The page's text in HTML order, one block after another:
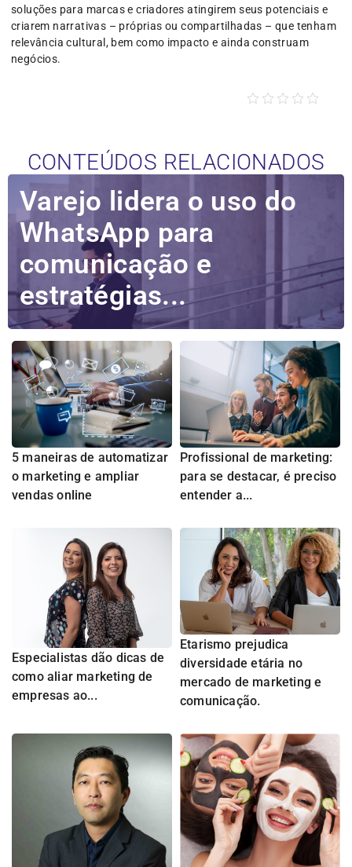
soluções para marcas e criadores atingirem seus potenciais e
criarem narrativas – próprias ou compartilhadas – que tenham
relevância cultural, bem como impacto e ainda construam
negócios.
CONTEÚDOS RELACIONADOS
Varejo lidera o uso do
WhatsApp para
comunicação e
estratégias...
5 maneiras de automatizar
o marketing e ampliar
vendas online
Profissional de marketing:
para se destacar, é preciso
entender a...
Especialistas dão dicas de
como aliar marketing de
empresas ao...
Etarismo prejudica
diversidade etária no
mercado de marketing e
comunicação.